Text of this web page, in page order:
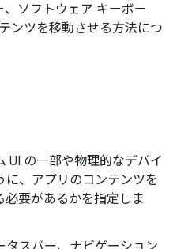
ソフトウェア キーボー
ンツを移動させる方法につ
UI の一部や物理的なデバイ
に、アプリのコンテンツを
必要があるかを指定しま